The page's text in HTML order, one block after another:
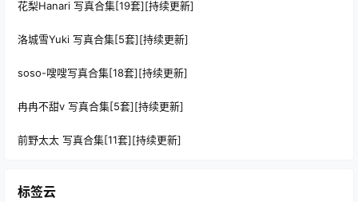
花梨Hanari 写真合集[19套][持续更新]
洛城雪Yuki 写真合集[5套][持续更新]
soso-嗖嗖写真合集[18套][持续更新]
冉冉不甜v 写真合集[5套][持续更新]
前野太太 写真合集[11套][持续更新]
标签云